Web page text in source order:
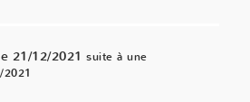
21/12/2021 suite à une